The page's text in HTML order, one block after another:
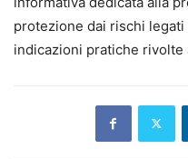
protezione dai rischi
indicazioni pratiche rivolte